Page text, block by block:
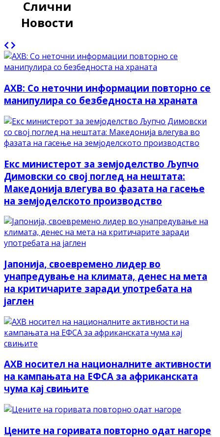
Слични
Новости
АХВ: Со неточни информации повторно се
манипулира со безбедноста на храната
Екс министерот за земјоделство Љупчо
Димовски со свој поглед на нештата:
Македонија влегува во фазата на гасење
на земјоделското производство
Јапонија, своевремено лидер во
унапредување на климата, денес на мета
на критичарите заради употребата на
јаглен
АХВ носител на националните активности
на кампањата на ЕФСА за африканската
чума кај свињите
Цените на горивата повторно одат нагоре